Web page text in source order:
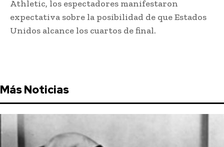
Athletic, los espectadores manifestaron
expectativa sobre la posibilidad de que Estados
Unidos alcance los cuartos de final.
Más Noticias